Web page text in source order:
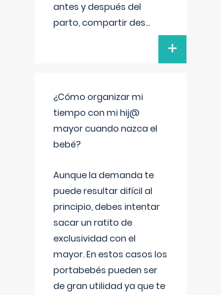
antes y después del
parto, compartir des...
+
¿Cómo organizar mi
tiempo con mi hij@
mayor cuando nazca el
bebé?
Aunque la demanda te
puede resultar difícil al
principio, debes intentar
sacar un ratito de
exclusividad con el
mayor. En estos casos los
portabebés pueden ser
de gran utilidad ya que te